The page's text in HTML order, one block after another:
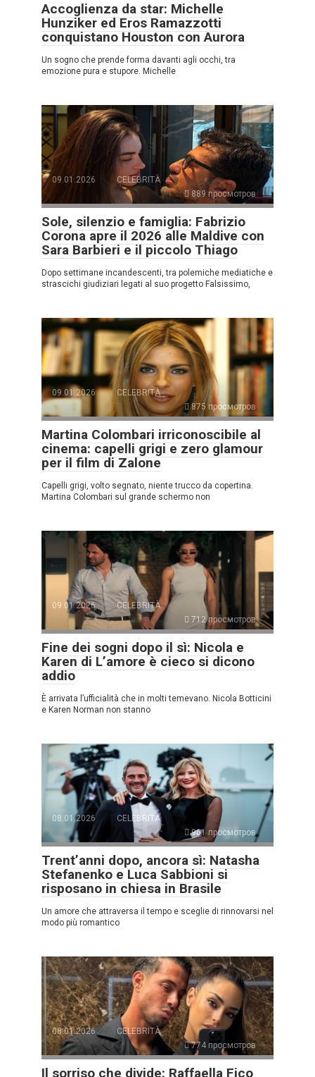
Accoglienza da star: Michelle
Hunziker ed Eros Ramazzotti
conquistano Houston con Aurora
Un sogno che prende forma davanti agli occhi, tra
emozione pura e stupore. Michelle
09.01.2026
CELEBRITÀ
889 просмотров
Sole, silenzio e famiglia: Fabrizio
Corona apre il 2026 alle Maldive con
Sara Barbieri e il piccolo Thiago
Dopo settimane incandescenti, tra polemiche mediatiche e
strascichi giudiziari legati al suo progetto Falsissimo,
09.01.2026
CELEBRITÀ
875 просмотров
Martina Colombari irriconoscibile al
cinema: capelli grigi e zero glamour
per il film di Zalone
Capelli grigi, volto segnato, niente trucco da copertina.
Martina Colombari sul grande schermo non
09.01.2026
CELEBRITÀ
712 просмотров
Fine dei sogni dopo il sì: Nicola e
Karen di L’amore è cieco si dicono
addio
È arrivata l’ufficialità che in molti temevano. Nicola Botticini
e Karen Norman non stanno
08.01.2026
CELEBRITÀ
961 просмотров
Trent’anni dopo, ancora sì: Natasha
Stefanenko e Luca Sabbioni si
risposano in chiesa in Brasile
Un amore che attraversa il tempo e sceglie di rinnovarsi nel
modo più romantico
08.01.2026
CELEBRITÀ
774 просмотров
Il sorriso che divide: Raffaella Fico